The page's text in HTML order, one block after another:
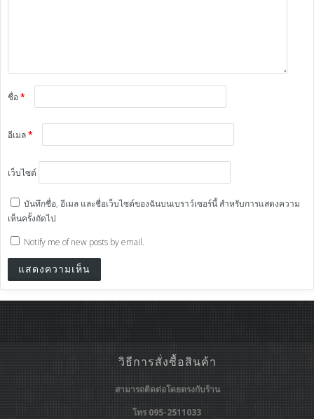
ชื่อ*
อีเมล*
เว็บไซต์
บันทึกชื่อ, อีเมล และชื่อเว็บไซต์ของฉันบนเบราว์เซอร์นี้ สำหรับการแสดงความ
เห็นครั้งถัดไป
Notify me of new posts by email.
วิธีการสั่งซื้อสินค้า
สามารถติดต่อโดยตรงกับร้าน
โทร 095-2511033